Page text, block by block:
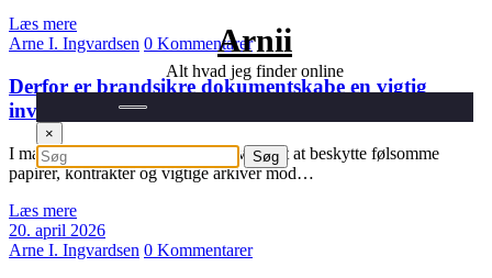
Arnii
Alt hvad jeg finder online
×
Læs mere
Arne I. Ingvardsen 0 Kommentarer
Derfor er brandsikre dokumentskabe en vigtig
investering for virksomheder
I mange virksomheder er det nødvendigt at beskytte følsomme
papirer, kontrakter og vigtige arkiver mod…
Læs mere
20. april 2026
Arne I. Ingvardsen 0 Kommentarer